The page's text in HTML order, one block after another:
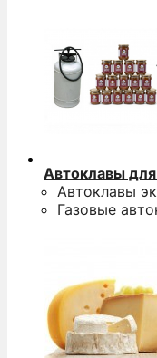
Автоклавы
Автоклавы
Газовые